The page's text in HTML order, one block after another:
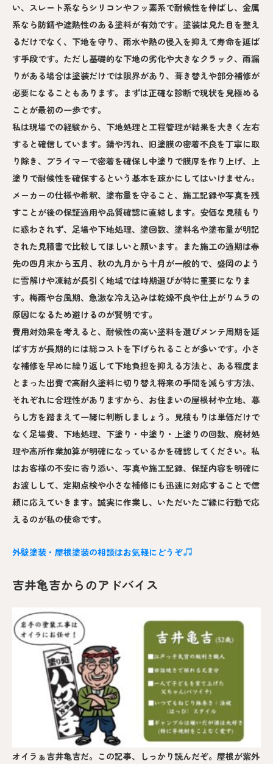
い、スレート系ならシリコンやフッ素系で耐候性を伸ばし、金属
系なら防錆や遮熱性のある塗料が有効です。塗装は見た目を整え
るだけでなく、下地を守り、雨水や熱の侵入を抑えて寿命を延ば
す手段です。ただし基礎的な下地の劣化や大きなクラック、雨漏
りがある場合は塗装だけでは限界があり、葺き替えや部分補修が
必要になることもあります。まずは正確な診断で現状を見極める
ことが最初の一歩です。
私は現場での経験から、下地処理と工程管理が結果を大きく左右
すると確信しています。錆や汚れ、旧塗膜の密着不良を丁寧に取
り除き、プライマーで密着を確保し中塗りで膜厚を作り上げ、上
塗りで耐候性を確保するという基本を疎かにしてはいけません。
メーカーの仕様や希釈、塗布量を守ること、施工記録や写真を残
すことが後の保証適用や品質確認に直結します。安価な見積もり
に惑わされず、足場や下地処理、塗回数、塗料名や塗布量が明記
された見積書で比較してほしいと願います。また施工の適期は春
先の四月末から五月、秋の九月から十月が一般的で、盛岡のよう
に雪解けや凍結が長引く地域では時期選びが特に重要になりま
す。梅雨や台風期、急激な冷え込みは乾燥不良や仕上がりムラの
原因になるため避けるのが賢明です。
費用対効果を考えると、耐候性の高い塗料を選びメンテ周期を延
ばす方が長期的には総コストを下げられることが多いです。小さ
な補修を早めに繰り返して下地負担を抑える方法と、ある程度ま
とまった出費で高耐久塗料に切り替え将来の手間を減らす方法、
それぞれに合理性がありますから、お住まいの屋根材や立地、暮
らし方を踏まえて一緒に判断しましょう。見積もりは単価だけで
なく足場費、下地処理、下塗り・中塗り・上塗りの回数、廃材処
理や高所作業加算が明確になっているかを確認してください。私
はお客様の不安に寄り添い、写真や施工記録、保証内容を明確に
お渡しして、定期点検や小さな補修にも迅速に対応することで信
頼に応えていきます。誠実に作業し、いただいたご縁に行動で応
えるのが私の使命です。
外壁塗装・屋根塗装の相談はお気軽にどうぞ
吉井亀吉からのアドバイス
オイラぁ吉井亀吉だ。この記事、しっかり読んだぞ。屋根が紫外